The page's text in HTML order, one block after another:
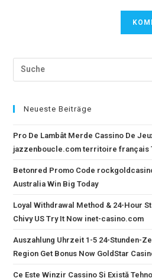
Neueste Beiträge
Pro De Lambât Merde Cassino De
jazzenboucle.com territoire français
Betonred Promo Code
Australia Win Big Today
Loyal Withdrawal Method & 24-Hour
Chivy US Try It Now inet-casino.com
Auszahlung Uhrzeit 1-5 24-Stunden-
Region Get Bonus Now GoldStar
Ce Este Winzir Cassino Și Există